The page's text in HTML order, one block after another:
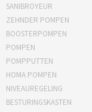
SANIBROYEUR
ZEHNDER POMPEN
BOOSTERPOMPEN
POMPEN
POMPPUTTEN
HOMA POMPEN
NIVEAUREGELING
BESTURINGSKASTEN